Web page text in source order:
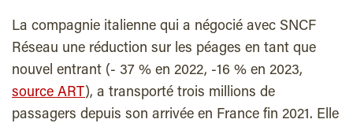
La compagnie italienne qui a négocié avec SNCF
Réseau une réduction sur les péages en tant que
nouvel entrant (- 37 % en 2022, -16 % en 2023,
source ART ), a transporté trois millions de
passagers depuis son arrivée en France fin 2021. Elle